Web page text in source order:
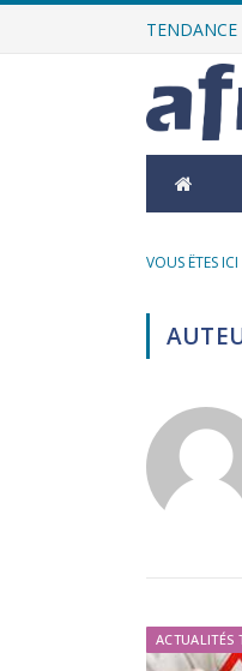
TENDANCE
VOUS ÊTES ICI
ACTUALITÉS